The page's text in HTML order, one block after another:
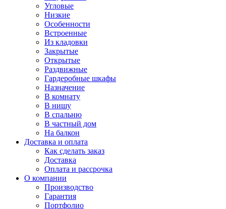
Угловые
Низкие
Особенности
Встроенные
Из кладовки
Закрытые
Открытые
Раздвижные
Гардеробные шкафы
Назначение
В комнату
В нишу
В спальню
В частный дом
На балкон
Доставка и оплата
Как сделать заказ
Доставка
Оплата и рассрочка
О компании
Производство
Гарантия
Портфолио